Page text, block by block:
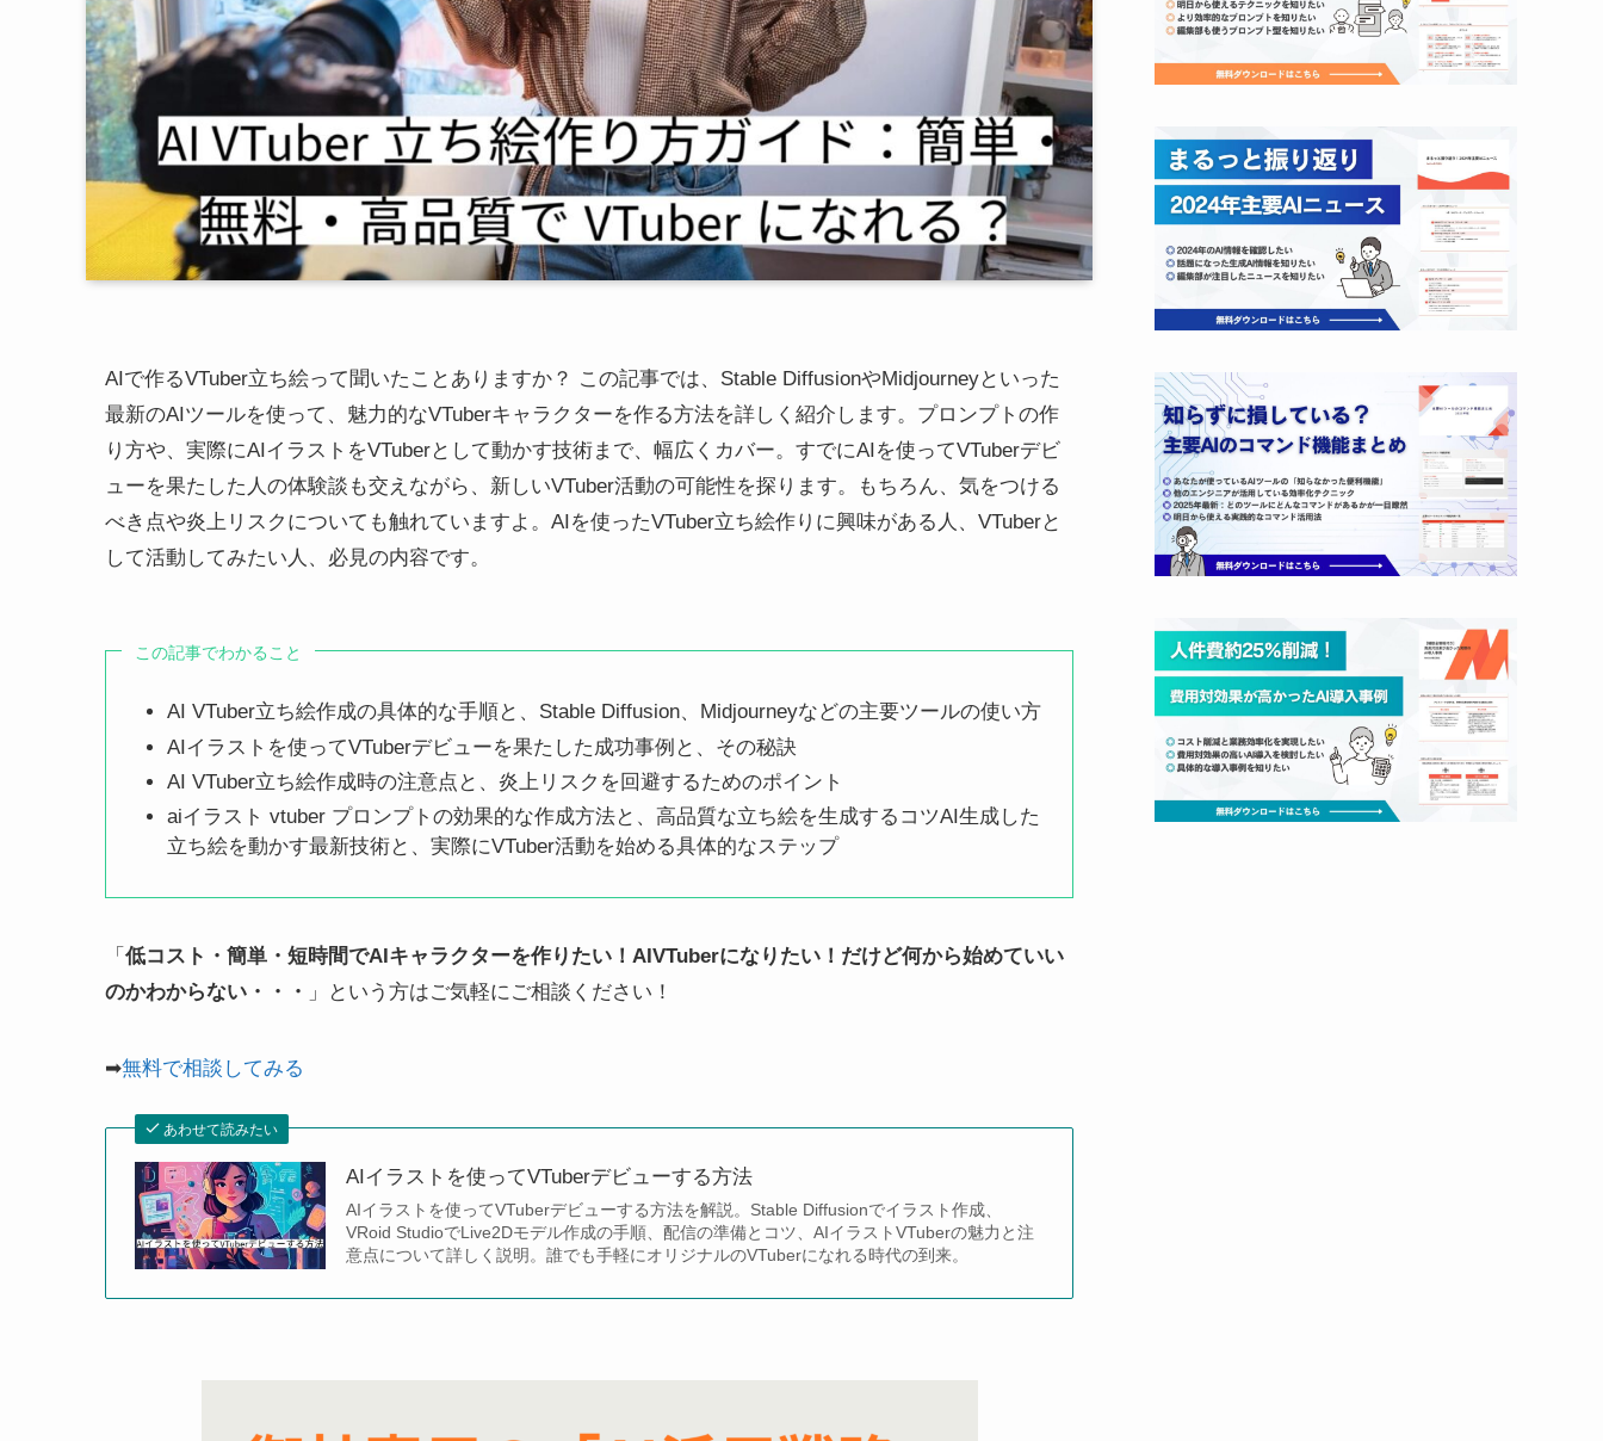
AIで作るVTuber立ち絵って聞いたことありますか？ この記事では、Stable DiffusionやMidjourneyといった
最新のAIツールを使って、魅力的なVTuberキャラクターを作る方法を詳しく紹介します。プロンプトの作
り方や、実際にAIイラストをVTuberとして動かす技術まで、幅広くカバー。すでにAIを使ってVTuberデビ
ューを果たした人の体験談も交えながら、新しいVTuber活動の可能性を探ります。もちろん、気をつける
べき点や炎上リスクについても触れていますよ。AIを使ったVTuber立ち絵作りに興味がある人、VTuberと
して活動してみたい人、必見の内容です。
この記事でわかること
AI VTuber立ち絵作成の具体的な手順と、Stable Diffusion、Midjourneyなどの主要ツールの使い方
AIイラストを使ってVTuberデビューを果たした成功事例と、その秘訣
AI VTuber立ち絵作成時の注意点と、炎上リスクを回避するためのポイント
aiイラスト vtuber プロンプトの効果的な作成方法と、高品質な立ち絵を生成するコツAI生成した
立ち絵を動かす最新技術と、実際にVTuber活動を始める具体的なステップ
「 低コスト・簡単・短時間でAIキャラクターを作りたい！AIVTuberになりたい！だけど何から始めていい
のかわからない・・・
」という方はご気軽にご相談ください！
➡無料で相談してみる
あわせて読みたい
AIイラストを使ってVTuberデビューする方法
AIイラストを使ってVTuberデビューする方法を解説。Stable Diffusionでイラスト作成、
VRoid StudioでLive2Dモデル作成の手順、配信の準備とコツ、AIイラストVTuberの魅力と注
意点について詳しく説明。誰でも手軽にオリジナルのVTuberになれる時代の到来。